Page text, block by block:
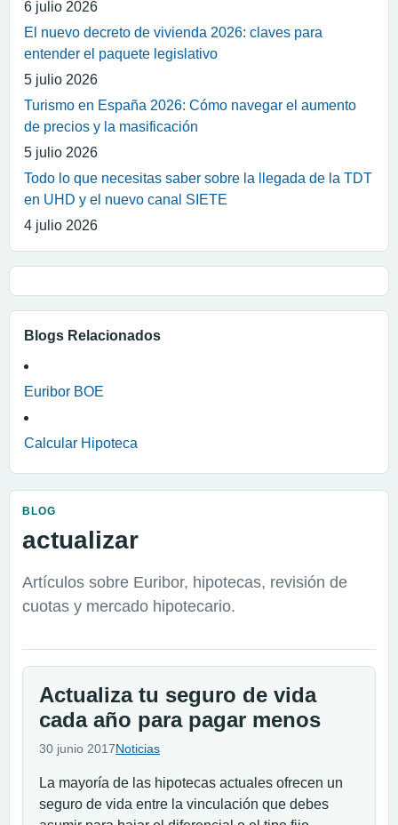
6 julio 2026
El nuevo decreto de vivienda 2026: claves para
entender el paquete legislativo
5 julio 2026
Turismo en España 2026: Cómo navegar el aumento
de precios y la masificación
5 julio 2026
Todo lo que necesitas saber sobre la llegada de la TDT
en UHD y el nuevo canal SIETE
4 julio 2026
Blogs Relacionados
Euribor BOE
Calcular Hipoteca
BLOG
actualizar
Artículos sobre Euribor, hipotecas, revisión de
cuotas y mercado hipotecario.
Actualiza tu seguro de vida
cada año para pagar menos
30 junio 2017Noticias
La mayoría de las hipotecas actuales ofrecen un
seguro de vida entre la vinculación que debes